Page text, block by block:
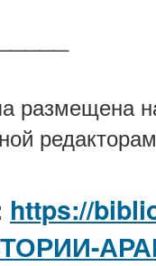
размещена
https://